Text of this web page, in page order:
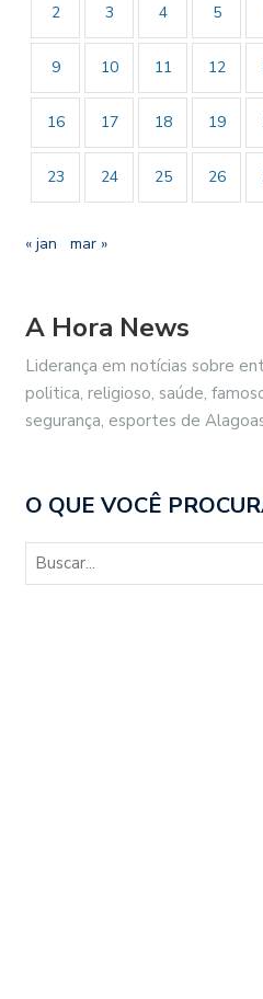
2 3 4 5
9 10 11 12
16 17 18 19
23 24 25 26
« jan mar »
A Hora News
Liderança em notícias sobre
politica, religioso, saúde,
segurança, esportes de
O QUE VOCÊ